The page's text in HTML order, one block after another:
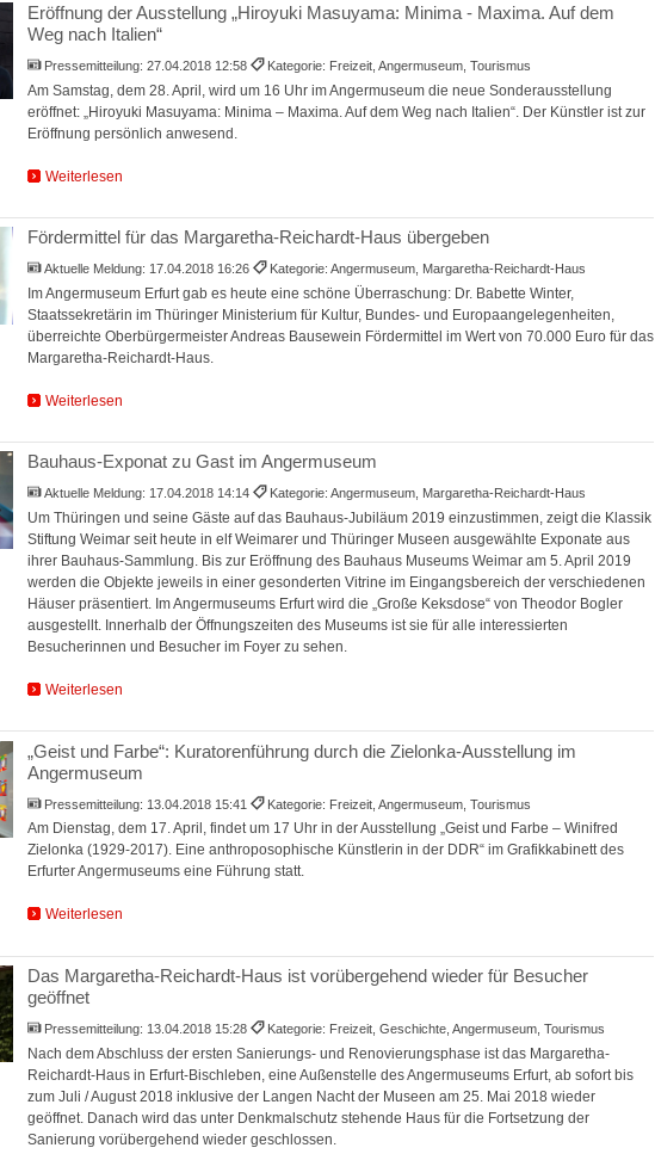
Eröffnung der Ausstellung „Hiroyuki Masuyama: Minima - Maxima. Auf dem
Weg nach Italien“
Pressemitteilung:27.04.2018 12:58 Kategorie: Freizeit, Angermuseum, Tourismus
Am Samstag, dem 28. April, wird um 16 Uhr im Angermuseum die neue Sonderausstellung
eröffnet: „Hiroyuki Masuyama: Minima – Maxima. Auf dem Weg nach Italien“. Der Künstler ist zur
Eröffnung persönlich anwesend.
Weiterlesen
Fördermittel für das Margaretha-Reichardt-Haus übergeben
Aktuelle Meldung: 17.04.2018 16:26 Kategorie: Angermuseum, Margaretha-Reichardt-Haus
Im Angermuseum Erfurt gab es heute eine schöne Überraschung: Dr. Babette Winter,
Staatssekretärin im Thüringer Ministerium für Kultur, Bundes- und Europaangelegenheiten,
überreichte Oberbürgermeister Andreas Bausewein Fördermittel im Wert von 70.000 Euro für das
Margaretha-Reichardt-Haus.
Weiterlesen
Bauhaus-Exponat zu Gast im Angermuseum
Aktuelle Meldung:17.04.2018 14:14 Kategorie: Angermuseum, Margaretha-Reichardt-Haus
Um Thüringen und seine Gäste auf das Bauhaus-Jubiläum 2019 einzustimmen, zeigt die Klassik
Stiftung Weimar seit heute in elf Weimarer und Thüringer Museen ausgewählte Exponate aus
ihrer Bauhaus-Sammlung. Bis zur Eröffnung des Bauhaus Museums Weimar am 5. April 2019
werden die Objekte jeweils in einer gesonderten Vitrine im Eingangsbereich der verschiedenen
Häuser präsentiert. Im Angermuseums Erfurt wird die „Große Keksdose“ von Theodor Bogler
ausgestellt. Innerhalb der Öffnungszeiten des Museums ist sie für alle interessierten
Besucherinnen und Besucher im Foyer zu sehen.
Weiterlesen
„Geist und Farbe“: Kuratorenführung durch die Zielonka-Ausstellung im
Angermuseum
Pressemitteilung: 13.04.2018 15:41 Kategorie: Freizeit, Angermuseum, Tourismus
Am Dienstag, dem 17. April, findet um 17 Uhr in der Ausstellung „Geist und Farbe – Winifred
Zielonka (1929-2017). Eine anthroposophische Künstlerin in der DDR“ im Grafikkabinett des
Erfurter Angermuseums eine Führung statt.
Weiterlesen
Das Margaretha-Reichardt-Haus ist vorübergehend wieder für Besucher
geöffnet
Pressemitteilung: 13.04.2018 15:28 Kategorie: Freizeit, Geschichte, Angermuseum, Tourismus
Nach dem Abschluss der ersten Sanierungs- und Renovierungsphase ist das Margaretha-
Reichardt-Haus in Erfurt-Bischleben, eine Außenstelle des Angermuseums Erfurt, ab sofort bis
zum Juli / August 2018 inklusive der Langen Nacht der Museen am 25. Mai 2018 wieder
geöffnet. Danach wird das unter Denkmalschutz stehende Haus für die Fortsetzung der
Sanierung vorübergehend wieder geschlossen.